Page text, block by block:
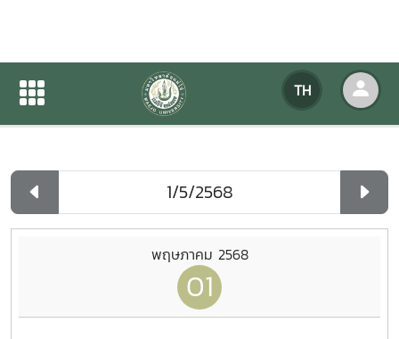
TH
ปฏิทินกิจกรรมของหน่วยงาน
ปฏิทินกิจกรรมของหน่วยงาน
พฤษภาคม 2568
01